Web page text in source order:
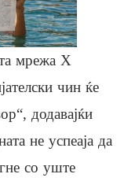
мрежа Х
чин ќе
додавајќи
не успеаја да
со уште